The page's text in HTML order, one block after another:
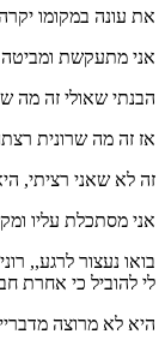
את עונה במקומו
אני מתעקשת
הבנתי שאולי זה מה
אז זה מה שרונית
זה לא שאני רציתי,
אני מסתכלת עליו
בואו נעצור לרגע,,
לי להוביל כי אחרת
היא לא מרוצה